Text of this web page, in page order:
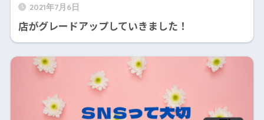
2021年7月6日
店がグレードアップしていきました！